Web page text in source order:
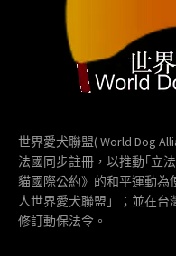
世界愛犬聯盟( World Dog
法國同步註冊，以推動｢立
貓國際公約》的和平運動為
人世界愛犬聯盟」；並在台
修訂動保法令。